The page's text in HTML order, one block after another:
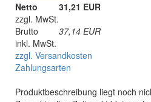
Netto
31,21 EUR
zzgl. MwSt.
Brutto
37,14 EUR
inkl. MwSt.
zzgl. Versandkosten
Zahlungsarten
Produktbeschreibung liegt noch